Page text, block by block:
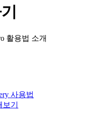
활용법 소개
사용법
기